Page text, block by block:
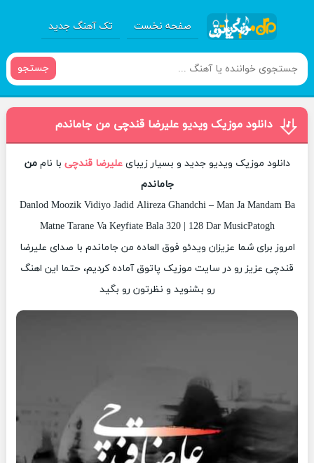
صفحه نخست تک آهنگ جدید
جستجو
دانلود موزیک ویدیو علیرضا قندچی من جاماندم
دانلود موزیک ویدیو جدید و بسیار زیبایعلیرضا قندچی با ناممن
جاماندم
Danlod Moozik Vidiyo Jadid Alireza Ghandchi – Man Ja Mandam Ba
Matne Tarane Va Keyfiate Bala 320 | 128 Dar MusicPatogh
امروز برای شما عزیزان ویدئو فوق العاده من جاماندم با صدای علیرضا
قندچی عزیز رو در سایت موزیک پاتوق آماده کردیم، حتما این اهنگ
رو بشنوید و نظرتون رو بگید